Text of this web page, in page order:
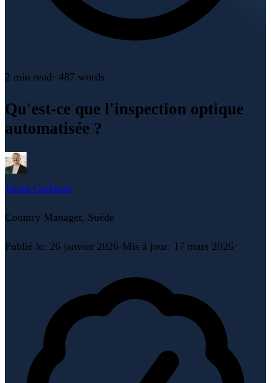
2 min read· 487 words
Qu'est-ce que l'inspection optique
automatisée ?
Johan Carlsson
Country Manager, Suède
Publié le: 26 janvier 2026·Mis à jour: 17 mars 2026·